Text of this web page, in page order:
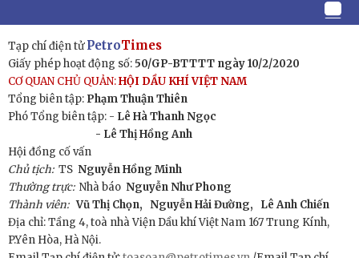
Tạp chí điện tửPetroTimes
Giấy phép hoạt động số: 50/GP-BTTTT ngày 10/2/2020
CƠ QUAN CHỦ QUẢN:HỘI DẦU KHÍ VIỆT NAM
Tổng biên tập: Phạm Thuận Thiên
Phó Tổng biên tập: - Lê Hà Thanh Ngọc
- Lê Thị Hồng Anh
Hội đồng cố vấn
Chủ tịch:TS Nguyễn Hồng Minh
Thường trực: Nhà báo Nguyễn Như Phong
Thành viên: Vũ Thị Chọn, Nguyễn Hải Đường,
Lê Anh Chiến
Địa chỉ: Tầng 4, toà nhà Viện Dầu khí Việt Nam 167 Trung Kính,
P.Yên Hòa, Hà Nội.